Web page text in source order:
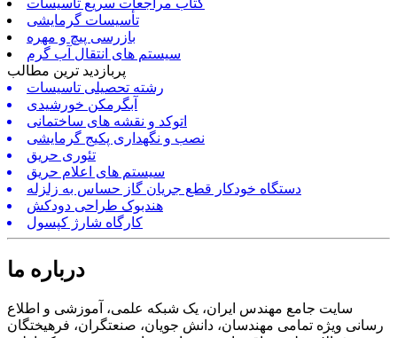
کتاب مراجعات سریع تأسیسات
تأسیسات گرمایشی
بازرسی پیچ و مهره
سیستم های انتقال آب گرم
پربازدید ترین مطالب
رشته تحصیلی تاسیسات
آبگرمکن خورشیدی
اتوکد و نقشه های ساختمانی
نصب و نگهداری پکیج گرمایشی
تئوری حریق
سیستم های اعلام حریق
دستگاه خودکار قطع جریان گاز حساس به زلزله
هندبوک طراحی دودکش
کارگاه شارژ کپسول
درباره ما
سایت جامع مهندس ایران، یک شبکه علمی، آموزشی و اطلاع
رسانی ویژه تمامی مهندسان، دانش جویان، صنعتگران، فرهیختگان